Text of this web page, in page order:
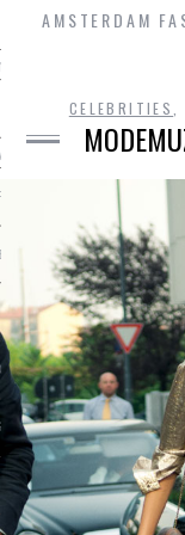
ZONDER
NOT ON GAMSTOP
LIGNE
AMSTERDAM
CELEBRITIES